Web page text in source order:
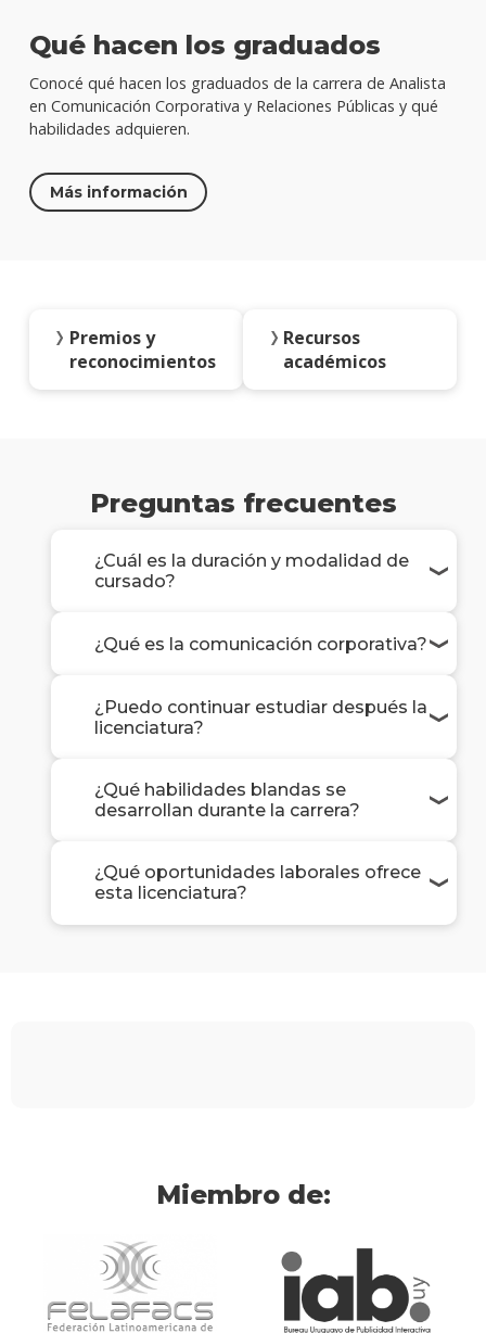
Qué hacen los graduados
Conocé qué hacen los graduados de la carrera de Analista
en Comunicación Corporativa y Relaciones Públicas y qué
habilidades adquieren.
Más información
Premios y
reconocimientos
Recursos
académicos
Preguntas frecuentes
¿Cuál es la duración y modalidad de
cursado?
¿Qué es la comunicación corporativa?
¿Puedo continuar estudiar después la
licenciatura?
¿Qué habilidades blandas se
desarrollan durante la carrera?
¿Qué oportunidades laborales ofrece
esta licenciatura?
Miembro de: